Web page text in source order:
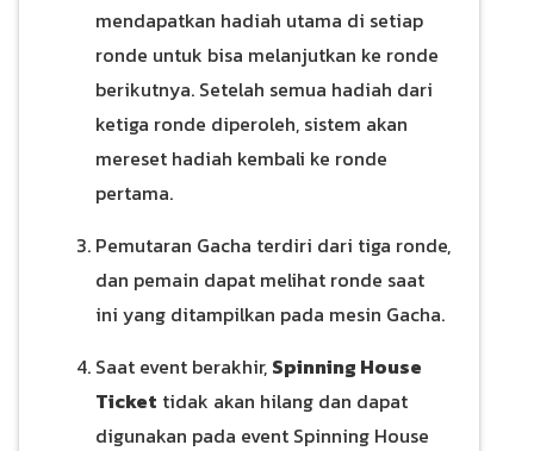
mendapatkan hadiah utama di setiap
ronde untuk bisa melanjutkan ke ronde
berikutnya. Setelah semua hadiah dari
ketiga ronde diperoleh, sistem akan
mereset hadiah kembali ke ronde
pertama.
Pemutaran Gacha terdiri dari tiga ronde,
dan pemain dapat melihat ronde saat
ini yang ditampilkan pada mesin Gacha.
Saat event berakhir, Spinning House
Ticket tidak akan hilang dan dapat
digunakan pada event Spinning House